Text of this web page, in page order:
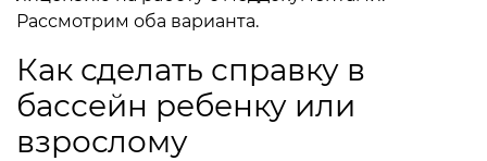
Рассмотрим оба варианта.
Как сделать справку в
бассейн ребенку или
взрослому